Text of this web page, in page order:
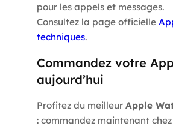
pour les appels et messages.
Consultez la page officielle
techniques.
Commandez votre
aujourd’hui
Profitez du meilleurApple
: commandez maintenant